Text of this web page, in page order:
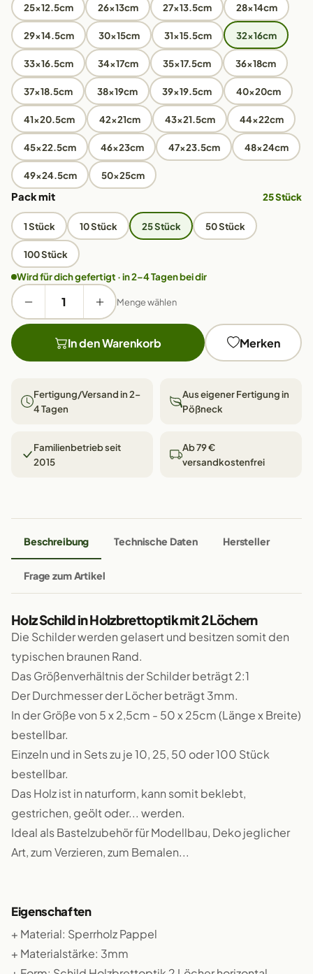
25x12.5cm 26x13cm 27x13.5cm 28x14cm
29x14.5cm 30x15cm 31x15.5cm 32x16cm
33x16.5cm 34x17cm 35x17.5cm 36x18cm
37x18.5cm 38x19cm 39x19.5cm 40x20cm
41x20.5cm 42x21cm 43x21.5cm 44x22cm
45x22.5cm 46x23cm 47x23.5cm 48x24cm
49x24.5cm 50x25cm
Pack mit 25 Stück
1 Stück 10 Stück 25 Stück 50 Stück
100 Stück
Wird für dich gefertigt · in 2–4 Tagen bei dir
Menge wählen
In den Warenkorb Merken
Fertigung/Versand in 2–
4 Tagen
Aus eigener Fertigung in
Pößneck
Familienbetrieb seit
2015
Ab 79 €
versandkostenfrei
Beschreibung Technische Daten Hersteller
Frage zum Artikel
Holz Schild in Holzbrettoptik mit 2 Löchern
Die Schilder werden gelasert und besitzen somit den
typischen braunen Rand.
Das Größenverhältnis der Schilder beträgt 2:1
Der Durchmesser der Löcher beträgt 3mm.
In der Größe von 5 x 2,5cm - 50 x 25cm (Länge x Breite)
bestellbar.
Einzeln und in Sets zu je 10, 25, 50 oder 100 Stück
bestellbar.
Das Holz ist in naturform, kann somit beklebt,
gestrichen, geölt oder... werden.
Ideal als Bastelzubehör für Modellbau, Deko jeglicher
Art, zum Verzieren, zum Bemalen...
Eigenschaften
+ Material: Sperrholz Pappel
+ Materialstärke: 3mm